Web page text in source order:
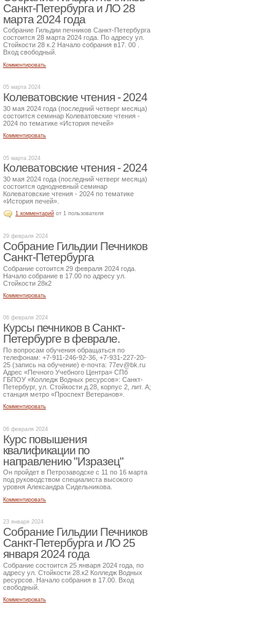
Санкт-Петербурга и ЛО 28
марта 2024 года
Собрание Гильдии печников Санкт-Петербурга
состоится 28 марта 2024 года. По адресу ул.
Стойкости 28 к.2 Начало собрания в17. 00 .
Вход свободный.
Комментировать
05 марта 2024
Колеватовские чтения - 2024
30 мая 2024 года (последний четверг месяца)
состоится семинар Колеватовские чтения -
2024 по тематике «История печей»
Комментировать
05 марта 2024
Колеватовские чтения - 2024
30 мая 2024 года (последний четверг месяца)
состоится однодневный семинар
Колеватовские чтения - 2024 по тематике
«История печей».
1 комментарий от 1 пользователя
29 февраля 2024
Собрание Гильдии Печников
Санкт-Петербурга
Собрание сотоится 29 февраля 2024 года.
Начало собрание в 17.00 по адресу ул.
Стойкости 28к2
Комментировать
06 февраля 2024
Курсы печников в Санкт-
Петербурге в феврале.
По вопросам обучения обращаться по
телефонам: +7-911-246-92-36, +7-931-227-20-
25 (запись на обучение) е-почта: 77ev@bk.ru
Адрес «Печного Учебного Центра» СПб
ГБПОУ «Колледж Водных ресурсов»: Санкт-
Петербург, ул. Стойкости д.28, корпус 2, лит. А;
станция метро «Проспект Ветеранов».
Комментировать
06 февраля 2024
Курс повышения
квалификации по
направлению "Изразец"
Он пройдет в Петрозаводске с 11 по 16 марта
под руководством специалиста высокого
уровня Александра Сидельникова.
Комментировать
23 января 2024
Собрание Гильдии Печников
Санкт-Петербурга и ЛО 25
января 2024 года
Собрание состоится 25 января 2024 года, по
адресу ул. Стойкости 28.к2 Колледж Водных
ресурсов. Начало собрания в 17.00. Вход
свободный.
Комментировать